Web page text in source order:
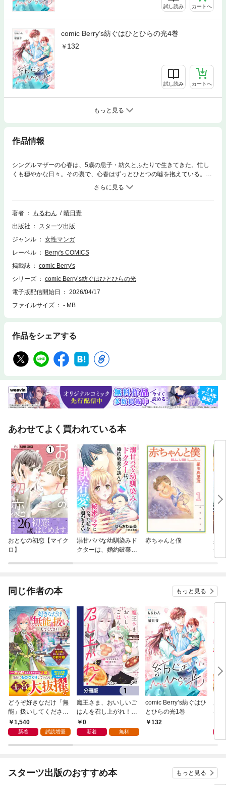
試し読み カートへ
comic Berry’s紡ぐはひとひらの光4巻
132
試し読み カートへ
もっと見る
作品情報
シングルマザーの心春は、5歳の息子・紡久とふたりで生きてきた。忙し
くも穏やかな日々。その裏で、心春はずっとひとつの嘘を抱えている。紡
久の父親の存在を、伝えないままでいること――。そんなある日、運命の
歯車が音を立てて回り出す。偶然再会したのは、かつて愛した人、救急救
命士の雅久。彼は紡久の実の父親だった。とある事情から妊娠を機に、何
も告げずに彼の前から消えた心春。もう交わるはずのなかった過去が、再
なざしは、過去ではなくこれからを見つめていた。父の存在を知らないま
ま、無邪気に雅久に心を開いていく紡久。その姿に、心春の胸は締めつけ
隠してきた真実と、再び紡がれる想い。交わらなかった時間を埋めるよう
に、三人の関係は少しずつ形を変えていく。 (この作品は電子コミック誌c
omic Berry's Vol. 220に収録されています。重複購入にご注意ください)
著者 もるわん
晴日青
出版社
スターツ出版
ジャンル
女性マンガ
レーベル
Berry's COMICS
掲載誌
comic Berry's
シリーズ
comic Berry’s紡ぐはひとひらの光
電子版配信開始日
2026/04/17
ファイルサイズ
- MB
作品をシェアする
あわせてよく買われている本
おとなの初恋【マイク
ロ】
溺甘パパな幼馴染みド
クターは、婚約破棄を
赤ちゃんと僕
異
が
シ
同じ作者の本 もっと見る
どうぞ好きなだけ「無
能」扱いしてください
～屋根裏部屋の本の
虫、実は国を動かす万
限定SS付き】
1,540
新着 試読増量
魔王さま、おいしいご
はんを召し上がれ！
【分冊版】 1
0
新着 無料
comic Berry’s紡ぐはひ
とひらの光1巻
132
は
魔
暮
スターツ出版のおすすめ本 もっと見る